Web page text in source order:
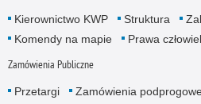
Kierownictwo KWP Struktura
Komendy na mapie
Prawa
Zamówienia Publiczne
Przetargi Zamówienia